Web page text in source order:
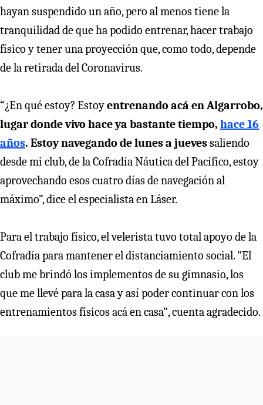
hayan suspendido un año, pero al menos tiene la
tranquilidad de que ha podido entrenar, hacer trabajo
físico y tener una proyección que, como todo, depende
de la retirada del Coronavirus.
“¿En qué estoy? Estoyentrenando acá en Algarrobo,
lugar donde vivo hace ya bastante tiempo, hace 16
años. Estoy navegando de lunes a juevessaliendo
desde mi club, de la Cofradía Náutica del Pacífico, estoy
aprovechando esos cuatro días de navegación al
máximo”, dice el especialista en Láser.
Para el trabajo físico, el velerista tuvo total apoyo de la
Cofradía para mantener el distanciamiento social. "El
club me brindó los implementos de su gimnasio, los
que me llevé para la casa y así poder continuar con los
entrenamientos físicos acá en casa", cuenta agradecido.